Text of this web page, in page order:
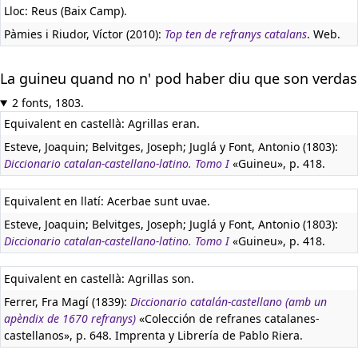
Lloc: Reus (Baix Camp).
Pàmies i Riudor, Víctor (2010): Top ten de refranys catalans. Web.
La guineu quand no n' pod haber diu que son verdas
2 fonts, 1803.
Equivalent en castellà: Agrillas eran.
Esteve, Joaquin; Belvitges, Joseph; Juglá y Font, Antonio (1803):
Diccionario catalan-castellano-latino. Tomo I«Guineu», p. 418.
Equivalent en llatí: Acerbae sunt uvae.
Esteve, Joaquin; Belvitges, Joseph; Juglá y Font, Antonio (1803):
Diccionario catalan-castellano-latino. Tomo I«Guineu», p. 418.
Equivalent en castellà: Agrillas son.
Ferrer, Fra Magí (1839): Diccionario catalán-castellano (amb un
apèndix de 1670 refranys) «Colección de refranes catalanes-
castellanos», p. 648. Imprenta y Librería de Pablo Riera.